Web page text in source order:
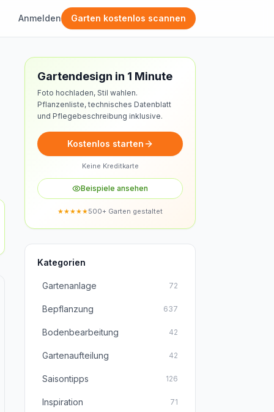
Anmelden Garten kostenlos scannen
Gartendesign in 1 Minute
Foto hochladen, Stil wahlen.
Pflanzenliste, technisches Datenblatt
und Pflegebeschreibung inklusive.
Kostenlos starten
Keine Kreditkarte
Beispiele ansehen
★★★★★500+ Garten gestaltet
Kategorien
Gartenanlage 72
Bepflanzung 637
Bodenbearbeitung 42
Gartenaufteilung 42
Saisontipps 126
Inspiration 71